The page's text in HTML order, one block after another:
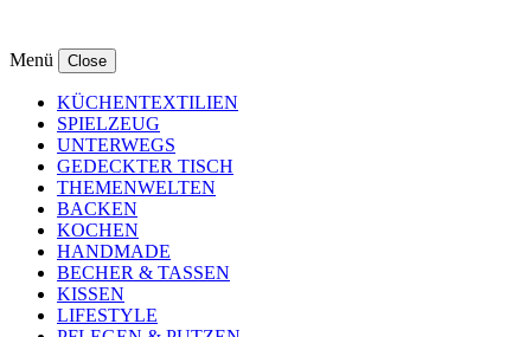
Menü Close
KÜCHENTEXTILIEN
SPIELZEUG
UNTERWEGS
GEDECKTER TISCH
THEMENWELTEN
BACKEN
KOCHEN
HANDMADE
BECHER & TASSEN
KISSEN
LIFESTYLE